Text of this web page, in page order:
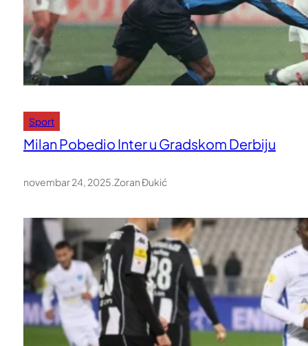
Sport
Milan Pobedio Inter u Gradskom Derbiju
novembar 24, 2025 Zoran Đukić